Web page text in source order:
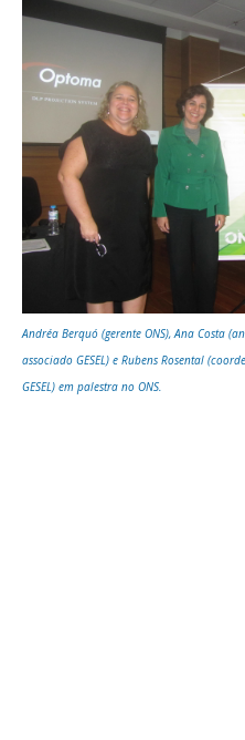
Andréa Berquó (gerente ONS), Ana Costa
associado GESEL) e Rubens Rosental
GESEL) em palestra no ONS.